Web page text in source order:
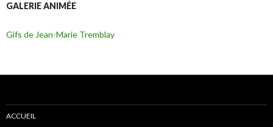
GALERIE ANIMÉE
Gifs de Jean-Marie Tremblay
ACCUEIL